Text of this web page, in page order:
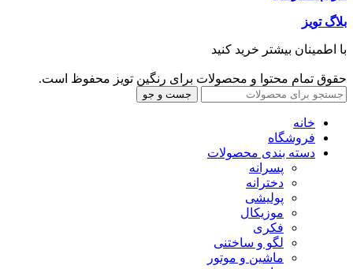
بلاگ تویز
با اطمینان بیشتر خرید کنید
حقوق تمام محتوا و محصولات برای رنگین تویز محفوظ است.
جست و جو
خانه
فروشگاه
دسته بندی محصولات
پسرانه
دخترانه
پولیشی
موزیکال
فکری
لگو و ساختنی
ماشین و موتور